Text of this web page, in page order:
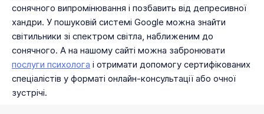
сонячного випромінювання і позбавить від депресивної
хандри. У пошуковій системі Google можна знайти
світильники зі спектром світла, наближеним до
сонячного. А на нашому сайті можна забронювати
послуги психолога і отримати допомогу сертифікованих
спеціалістів у форматі онлайн-консультації або очної
зустрічі.